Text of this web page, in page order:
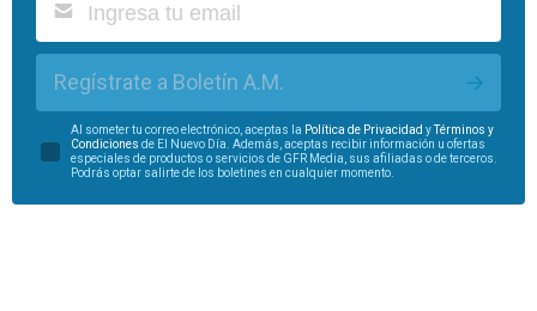
Regístrate a Boletín A.M.
Al someter tu correo electrónico, aceptas la Política de Privacidad y
Términos y
Condiciones de El Nuevo Día. Además, aceptas recibir información u ofertas
especiales de productos o servicios de GFR Media, sus afiliadas o de terceros.
Podrás optar salirte de los boletines en cualquier momento.